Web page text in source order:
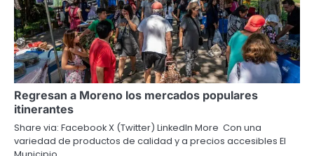
Regresan a Moreno los mercados populares
itinerantes
Share via: Facebook X (Twitter) LinkedIn More Con una
variedad de productos de calidad y a precios accesibles El